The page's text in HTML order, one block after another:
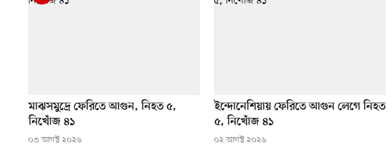
মাঝসমুদ্রে ফেরিতে আগুন, নিহত ৫,
নিখোঁজ ৪১
০৩ আগস্ট ২০২৬
ইন্দোনেশিয়ায় ফেরিতে আগুন লেগে নিহত
৫, নিখোঁজ ৪১
০২ আগস্ট ২০২৬